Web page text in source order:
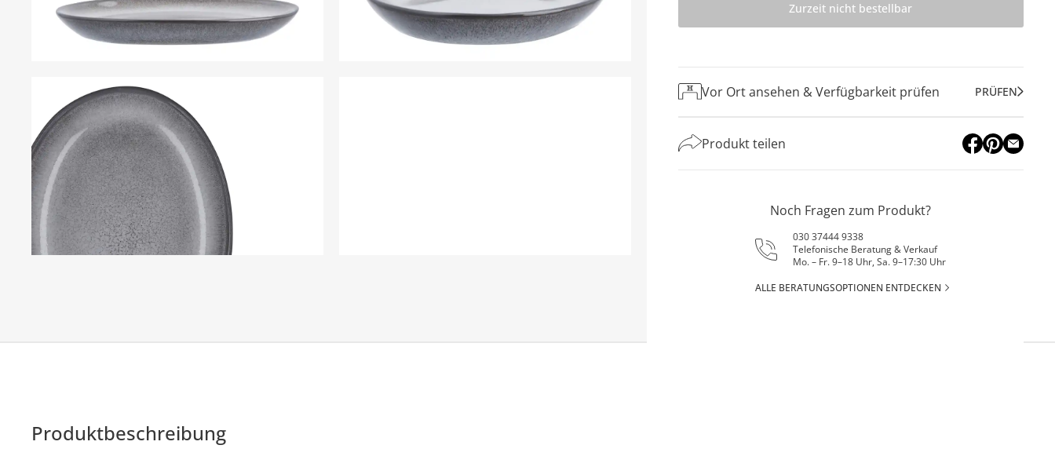
Zurzeit nicht bestellbar
Vor Ort ansehen & Verfügbarkeit prüfen PRÜFEN
Produkt teilen
Noch Fragen zum Produkt?
030 37444 9338
Telefonische Beratung & Verkauf
Mo. – Fr. 9–18 Uhr, Sa. 9–17:30 Uhr
ALLE BERATUNGSOPTIONEN ENTDECKEN
Produktbeschreibung